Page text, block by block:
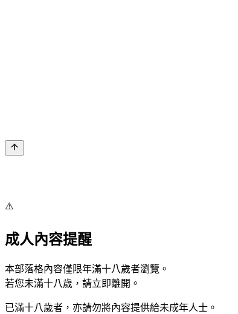
⚠️
成人內容提醒
本部落格內容僅限年滿十八歲者瀏覽。
若您未滿十八歲，請立即離開。
已滿十八歲者，亦請勿將內容提供給未成年人士。